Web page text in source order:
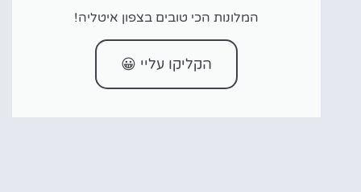
המלונות הכי טובים בצפון איטליה!
הקליקו עליי 😀